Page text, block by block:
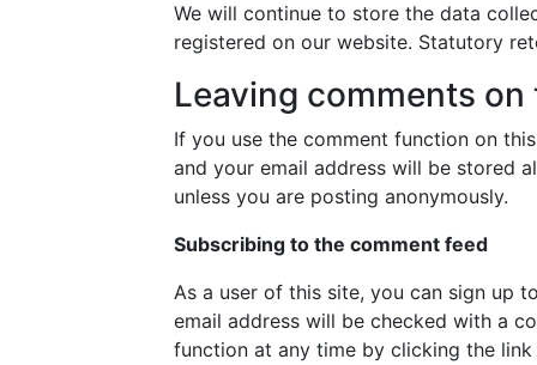
We will continue to store the data
registered on our website. Statutory
Leaving comments
If you use the comment function on
and your email address will be stored
unless you are posting anonymously.
Subscribing to the comment feed
As a user of this site, you can sign up
email address will be checked with a
function at any time by clicking the